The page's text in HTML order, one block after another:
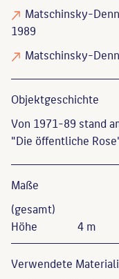
Matschinsky-
1989
Matschinsky-
Objekt­geschichte
Von 1971-89 stand
"Die öffentliche
Maße
(gesamt)
Höhe
4 m
Verwendete